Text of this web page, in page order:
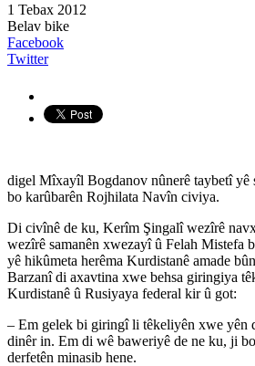
1 Tebax 2012
Belav bike
Facebook
Twitter
digel Mîxayîl Bogdanov nûnerê taybetî yê
bo karûbarên Rojhilata Navîn civiya.
Di civînê de ku, Kerîm Şingalî wezîrê
wezîrê samanên xwezayî û Felah Mistefa
yê hikûmeta herêma Kurdistanê amade
Barzanî di axavtina xwe behsa giringiya
Kurdistanê û Rusiyaya federal kir û got:
– Em gelek bi giringî li têkeliyên xwe yên
dinêr in. Em di wê baweriyê de ne ku, ji
derfetên minasib hene.